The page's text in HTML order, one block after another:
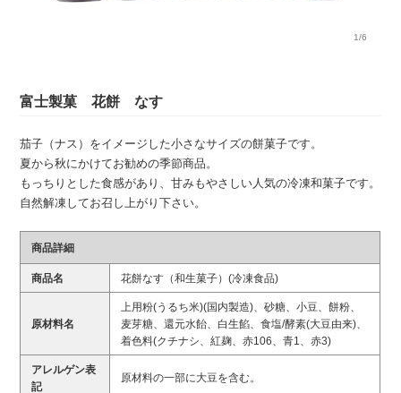
1/6
富士製菓 花餅 なす
茄子（ナス）をイメージした小さなサイズの餅菓子です。
夏から秋にかけてお勧めの季節商品。
もっちりとした食感があり、甘みもやさしい人気の冷凍和菓子です。
自然解凍してお召し上がり下さい。
商品詳細
商品名 花餅なす（和生菓子）(冷凍食品)
原材料名
上用粉(うるち米)(国内製造)、砂糖、小豆、餅粉、
麦芽糖、還元水飴、白生餡、食塩/酵素(大豆由来)、
着色料(クチナシ、紅麹、赤106、青1、赤3)
アレルゲン表
記
原材料の一部に大豆を含む。